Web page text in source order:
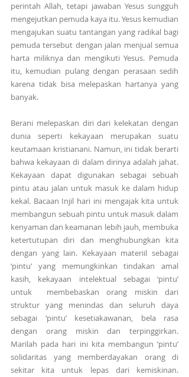
perintah Allah, tetapi jawaban Yesus sungguh
mengejutkan pemuda kaya itu. Yesus kemudian
mengajukan suatu tantangan yang radikal bagi
pemuda tersebut dengan jalan menjual semua
harta miliknya dan mengikuti Yesus. Pemuda
itu, kemudian pulang dengan perasaan sedih
karena tidak bisa melepaskan hartanya yang
banyak.
Berani melepaskan diri dari kelekatan dengan
dunia seperti kekayaan merupakan suatu
keutamaan kristianani. Namun, ini tidak berarti
bahwa kekayaan di dalam dirinya adalah jahat.
Kekayaan dapat digunakan sebagai sebuah
pintu atau jalan untuk masuk ke dalam hidup
kekal. Bacaan Injil hari ini mengajak kita untuk
membangun sebuah pintu untuk masuk dalam
kenyaman dan keamanan lebih jauh, membuka
ketertutupan diri dan menghubungkan kita
dengan yang lain. Kekayaan materiil sebagai
‘pintu’ yang memungkinkan tindakan amal
kasih, kekayaan intelektual sebagai ‘pintu’
untuk  membebaskan orang miskin dari
struktur yang menindas dan seluruh daya
sebagai ‘pintu’ kesetiakawanan, bela rasa
dengan orang miskin dan terpinggirkan.
Marilah pada hari ini kita membangun ‘pintu’
solidaritas yang memberdayakan orang di
sekitar kita untuk lepas dari kemiskinan.